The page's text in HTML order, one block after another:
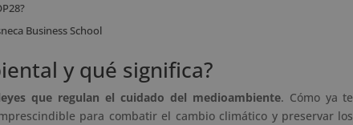
Business School
y qué significa?
que regulan el cuidado del medioambiente. Cómo ya te
para combatir el cambio climático y preservar los